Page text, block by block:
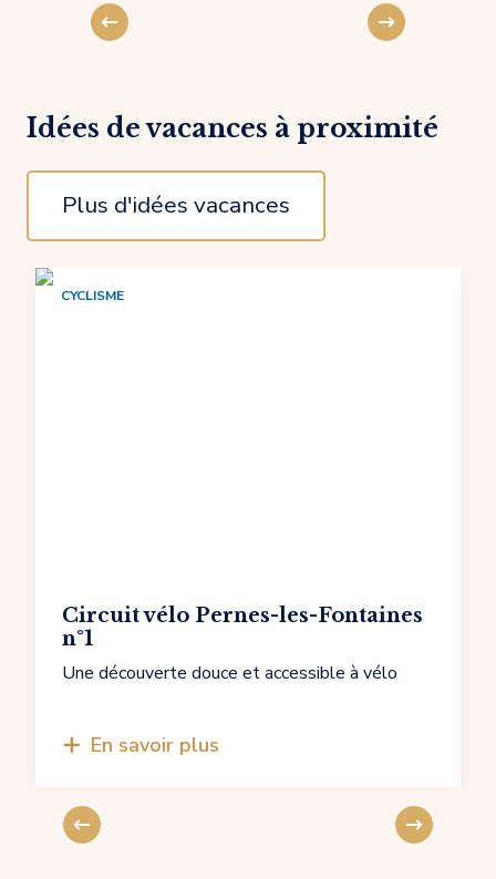
Idées de vacances à proximité
Plus d'idées vacances
CYCLISME
Circuit vélo Pernes-les-Fontaines
n°1
Une découverte douce et accessible à vélo
En savoir plus